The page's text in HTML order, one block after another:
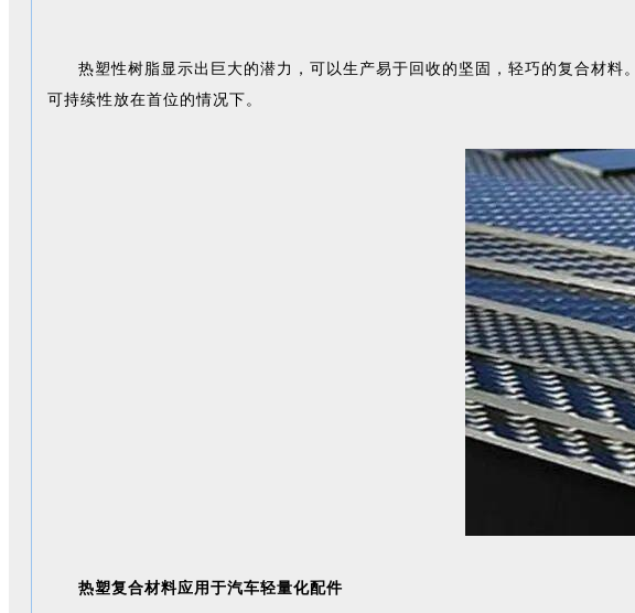
热塑性树脂显示出巨大的潜力，可以生产易于回收的坚固，轻巧的复合材
可持续性放在首位的情况下。
热塑复合材料应用于汽车轻量化配件